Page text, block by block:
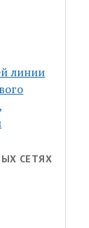
линии
СЕТЯХ